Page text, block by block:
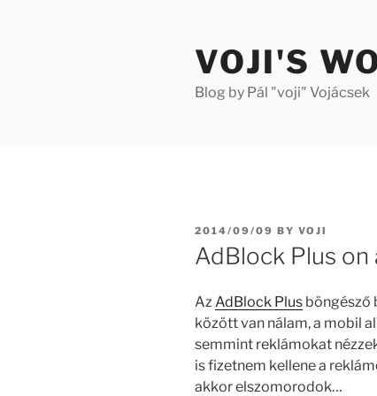
VOJI'S
Blog by Pál "voji" Vojácsek
POSTED
ON
2014/09/09 BY VOJI
AdBlock Plus on
AzAdBlock Plus böngésző
között van nálam, a mobil
semmint reklámokat
is fizetnem kellene a
akkor elszomorodok…